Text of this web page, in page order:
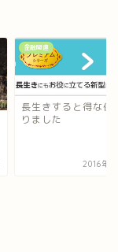
金融関連
長生きすると得な保
りました
2016年8